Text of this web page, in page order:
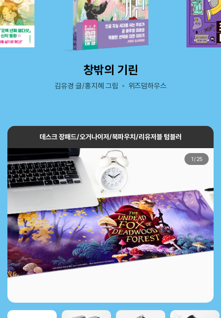
창밖의 기린
김유경 글/홍지혜 그림 위즈덤하우스
데스크 장패드/오거나이저/북파우치/리유저블 텀블러
1 /25